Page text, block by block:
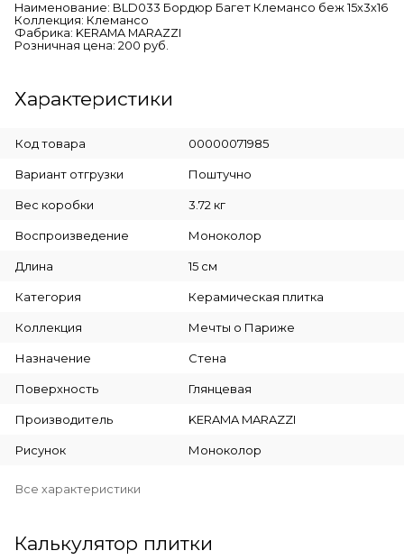
Наименование: BLD033 Бордюр Багет Клемансо беж 15х3х16
Коллекция: Клемансо
Фабрика: KERAMA MARAZZI
Розничная цена: 200 руб.
Характеристики
Код товара 00000071985
Вариант отгрузки Поштучно
Вес коробки 3.72 кг
Воспроизведение Моноколор
Длина 15 см
Категория Керамическая плитка
Коллекция Мечты о Париже
Назначение Стена
Поверхность Глянцевая
Производитель KERAMA MARAZZI
Рисунок Моноколор
Все характеристики
Калькулятор плитки